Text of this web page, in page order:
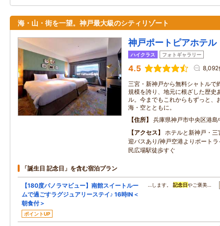
海・山・街を一望。神戸最大級のシティリゾート
神戸ポートピアホテル
ハイクラス フォトギャラリー
4.5 8,092
三宮・新神戸から無料シャトルで
規模を誇り、地元に根ざした歴史
ル。今までもこれからもずっと、
海・空とともに。
住所
兵庫県神戸市中央区港
アクセス
ホテルと新神戸・
迎バスあり/神戸空港よりポート
民広場駅徒歩すぐ
「誕生日 記念日」を含む宿泊プラン
【180度パノラマビュー】南館スイートルー
ムで過ごすラグジュアリーステイ♪ 16時IN＜
朝食付＞
ポイントUP
…します。記念日やご褒美…